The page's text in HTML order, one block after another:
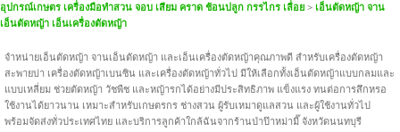
อุปกรณ์เกษตร เครื่องมือทำสวน จอบ เสียม คราด ช้อนปลูก กรรไกร เลื่อย > เอ็นตัดหญ้า จาน
เอ็นตัดหญ้า เอ็นเครื่องตัดหญ้า
จำหน่ายเอ็นตัดหญ้า จานเอ็นตัดหญ้า และเอ็นเครื่องตัดหญ้าคุณภาพดี สำหรับเครื่องตัดหญ้า
สะพายบ่า เครื่องตัดหญ้าเบนซิน และเครื่องตัดหญ้าทั่วไป มีให้เลือกทั้งเอ็นตัดหญ้าแบบกลมและ
แบบเหลี่ยม ช่วยตัดหญ้า วัชพืช และหญ้ารกได้อย่างมีประสิทธิภาพ แข็งแรง ทนต่อการสึกหรอ
ใช้งานได้ยาวนาน เหมาะสำหรับเกษตรกร ช่างสวน ผู้รับเหมาดูแลสวน และผู้ใช้งานทั่วไป
พร้อมจัดส่งทั่วประเทศไทย และบริการลูกค้าใกล้ฉันจากร้านป่าป๊าหม่ามี๊ จังหวัดนนทบุรี